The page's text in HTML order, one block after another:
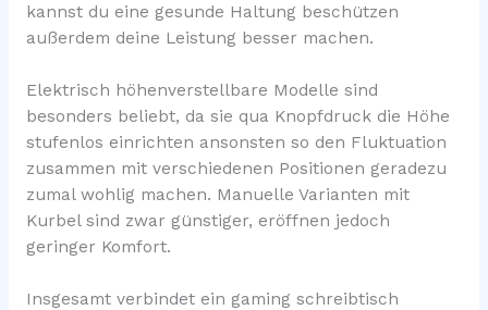
kannst du eine gesunde Haltung beschützen
außerdem deine Leistung besser machen.
Elektrisch höhenverstellbare Modelle sind
besonders beliebt, da sie qua Knopfdruck die Höhe
stufenlos einrichten ansonsten so den Fluktuation
zusammen mit verschiedenen Positionen geradezu
zumal wohlig machen. Manuelle Varianten mit
Kurbel sind zwar günstiger, eröffnen jedoch
geringer Komfort.
Insgesamt verbindet ein gaming schreibtisch